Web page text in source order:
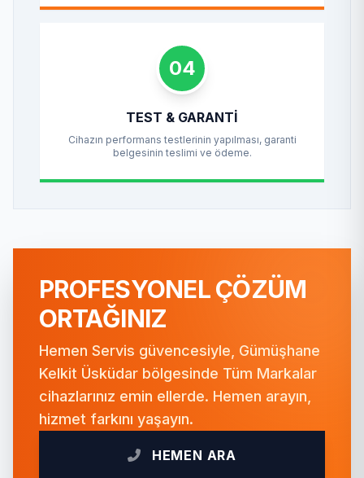
04
TEST & GARANTI
Cihazın performans testlerinin yapılması, garanti
belgesinin teslimi ve ödeme.
PROFESYONEL ÇÖZÜM
ORTAĞINIZ
Hemen Servis güvencesiyle, Gümüşhane
Kelkit Üsküdar bölgesinde Tüm Markalar
cihazlarınız emin ellerde. Hemen arayın,
hizmet farkını yaşayın.
HEMEN ARA